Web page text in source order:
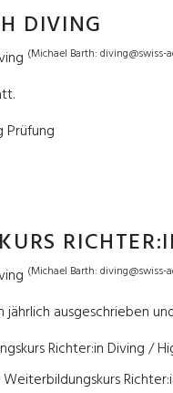
DIVING
(Michael Barth: diving@swiss-
Prüfung
(Michael Barth: diving@swiss-
ausgeschrieben
Richter:in Diving /